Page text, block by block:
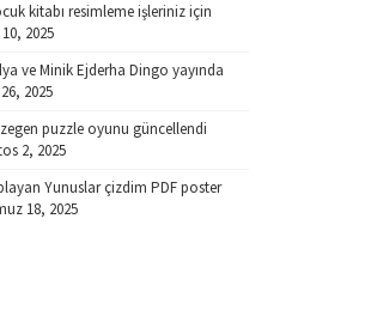
kitabı resimleme işleriniz için
2025
ve Minik Ejderha Dingo yayında
2025
puzzle oyunu güncellendi
2, 2025
Yunuslar çizdim PDF poster
18, 2025